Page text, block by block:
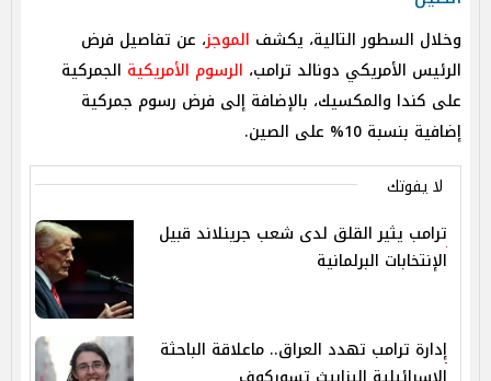
وخلال السطور التالية، يكشف الموجز، عن تفاصيل فرض
الرئيس الأمريكي دونالد ترامب، الرسوم الأمريكية الجمركية
على كندا والمكسيك، بالإضافة إلى فرض رسوم جمركية
إضافية بنسبة 10% على الصين.
لا يفوتك
ترامب يثير القلق لدى شعب جرينلاند قبيل
الإنتخابات البرلمانية
إدارة ترامب تهدد العراق.. ماعلاقة الباحثة